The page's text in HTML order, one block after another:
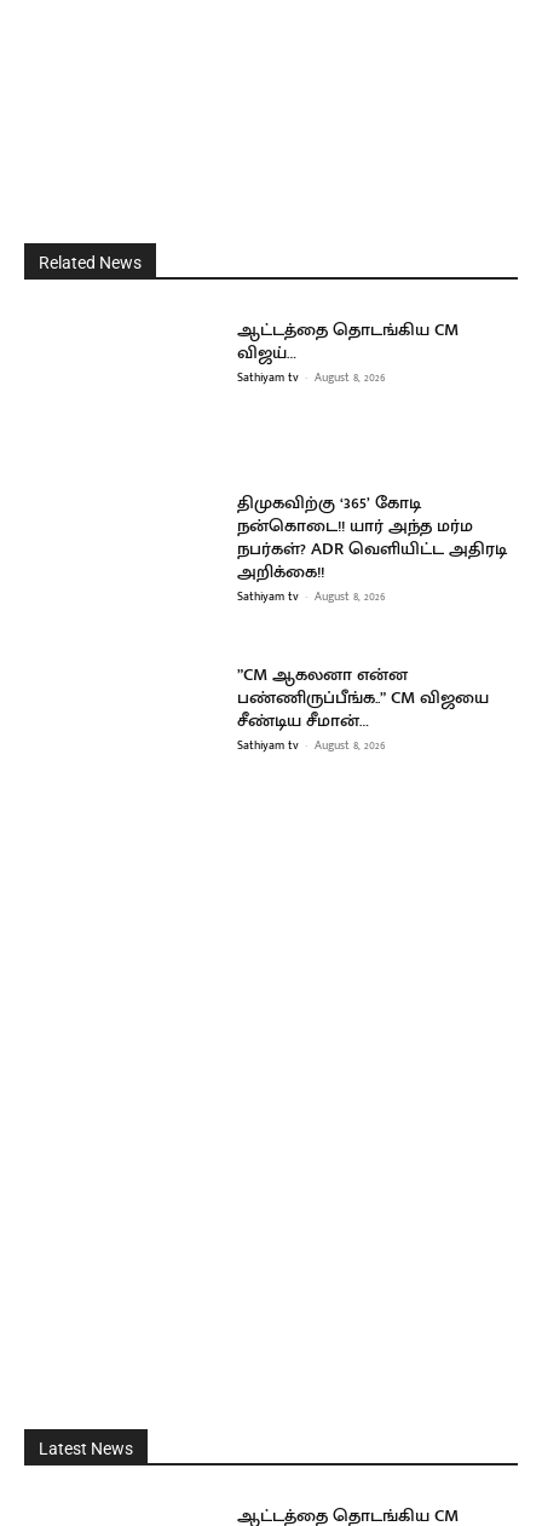
Related News
ஆட்டத்தை தொடங்கிய CM
விஜய்…
Sathiyam tv - August 8, 2026
திமுகவிற்கு ‘365’ கோடி
நன்கொடை!! யார் அந்த மர்ம
நபர்கள்? ADR வெளியிட்ட அதிரடி
அறிக்கை!!
Sathiyam tv - August 8, 2026
”CM ஆகலனா என்ன
பண்ணிருப்பீங்க..” CM விஜயை
சீண்டிய சீமான்…
Sathiyam tv - August 8, 2026
Latest News
ஆட்டத்தை தொடங்கிய CM